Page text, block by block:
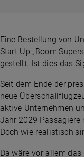
Eine Bestellung von
Start-Up „Boom
gestellt. Ist dies das
Seit dem Ende der
neue
aktive Unternehmen
Jahr 2029 Passagiere
Doch wie realistisch
Da wäre vor allem